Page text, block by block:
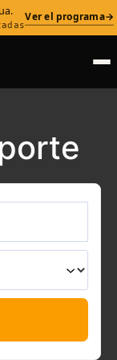
Ver el programa→